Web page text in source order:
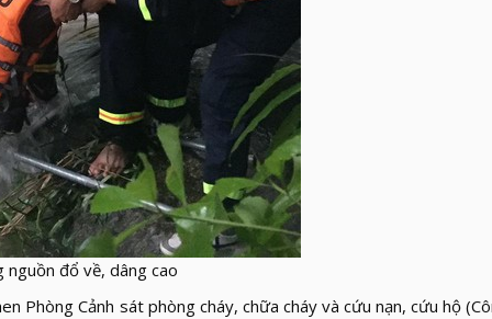
đổ về, dâng cao
Phòng Cảnh sát phòng cháy, chữa cháy và cứu nạn, cứu hộ